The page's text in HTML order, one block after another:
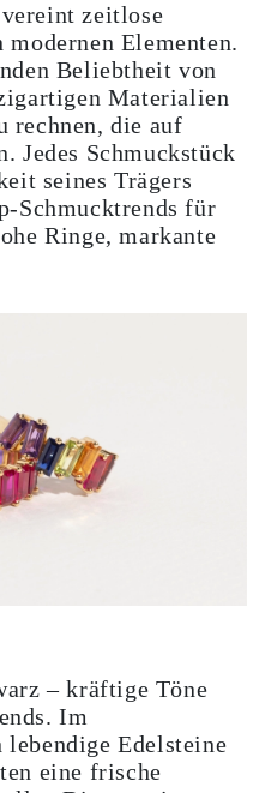
zeitlose
Elementen.
Beliebtheit von
Materialien
rechnen, die auf
Jedes Schmuckstück
seines Trägers
Schmucktrends für
Ringe, markante
– kräftige Töne
Im
lebendige Edelsteine
eine frische